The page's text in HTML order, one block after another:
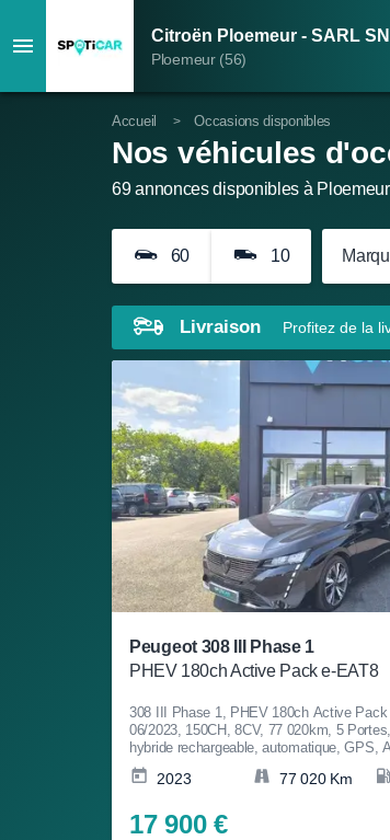
Citroën Ploemeur - SARL
Ploemeur (56)
Accueil Occasions disponibles
Nos véhicules
69annonces disponibles à
60 10
Livraison Profitez de la
Peugeot 308 III Phase 1
PHEV 180ch Active Pack e-EAT8
308 III Phase 1, PHEV 180ch Active Pack
06/2023, 150CH, 8CV, 77 020km, 5
hybride rechargeable, automatique, GPS,
patinage, Fermeture centralisée, Couleur
mois, 17 900€
2023 77 020 Km
17 900 €